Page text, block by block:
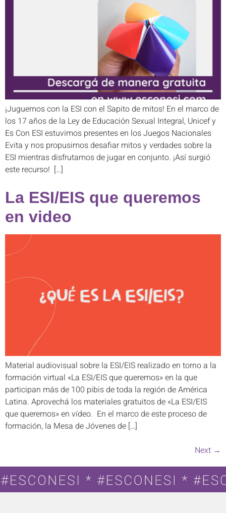
¡Juguemos con la ESI con el Sapito de mitos! En el marco de
los 17 años de la Ley de Educación Sexual Integral, Unicef y
Es Con ESI estuvimos presentes en los Juegos Nacionales
Evita y nos propusimos desafiar mitos y verdades sobre la
ESI mientras disfrutamos de jugar en conjunto. ¡Así surgió
este recurso! […]
La ESI/EIS que queremos
en video
Material audiovisual sobre la ESI/EIS realizado en torno a la
formación virtual «La ESI/EIS que queremos» en la que
participan más de 100 pibis de toda la región de América
Latina. Aprovechá los materiales gratuitos de «La ESI/EIS
que queremos» en vídeo. En el marco de este proceso de
formación, la Mesa de Jóvenes de […]
Next →